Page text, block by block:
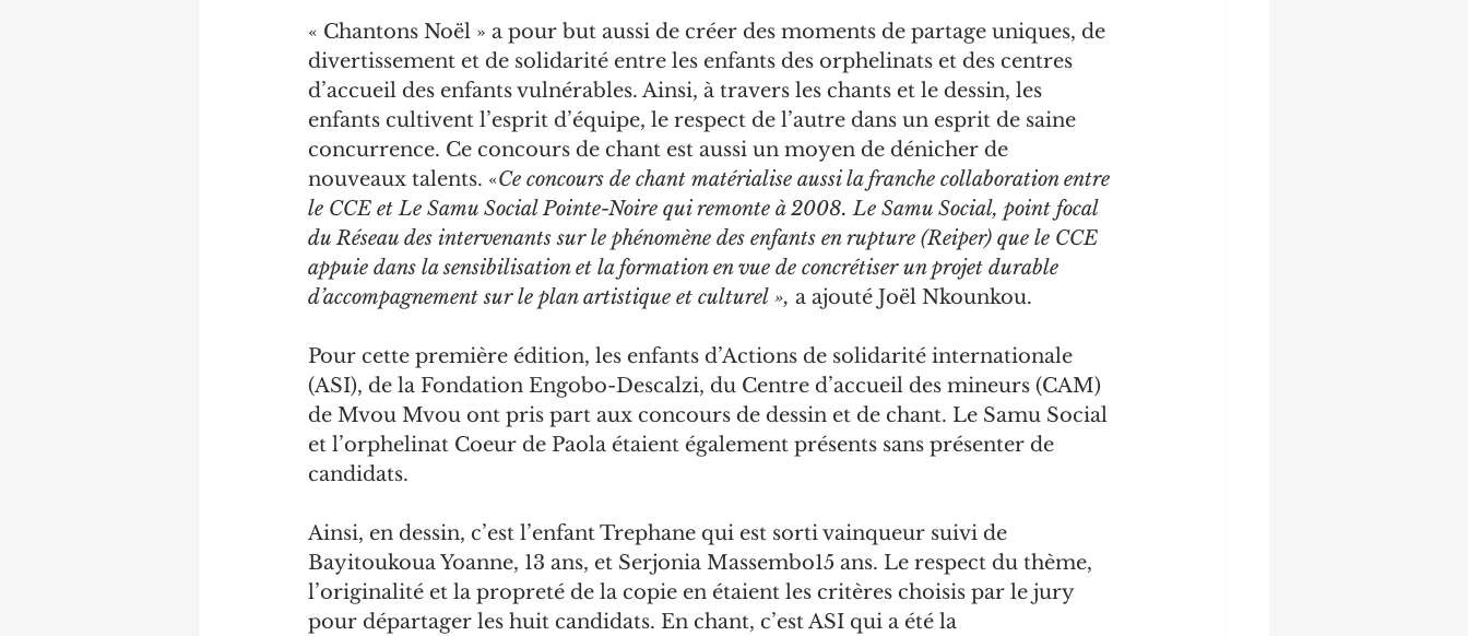
« Chantons Noël » a pour but aussi de créer des moments de partage uniques, de
divertissement et de solidarité entre les enfants des orphelinats et des centres
d’accueil des enfants vulnérables. Ainsi, à travers les chants et le dessin, les
enfants cultivent l’esprit d’équipe, le respect de l’autre dans un esprit de saine
concurrence. Ce concours de chant est aussi un moyen de dénicher de
nouveaux talents. «Ce concours de chant matérialise aussi la franche collaboration entre
le CCE et Le Samu Social Pointe-Noire qui remonte à 2008. Le Samu Social, point focal
du Réseau des intervenants sur le phénomène des enfants en rupture (Reiper) que le CCE
appuie dans la sensibilisation et la formation en vue de concrétiser un projet durable
d’accompagnement sur le plan artistique et culturel », a ajouté Joël Nkounkou.
Pour cette première édition, les enfants d’Actions de solidarité internationale
(ASI), de la Fondation Engobo-Descalzi, du Centre d’accueil des mineurs (CAM)
de Mvou Mvou ont pris part aux concours de dessin et de chant. Le Samu Social
et l’orphelinat Coeur de Paola étaient également présents sans présenter de
candidats.
Ainsi, en dessin, c’est l’enfant Trephane qui est sorti vainqueur suivi de
Bayitoukoua Yoanne, 13 ans, et Serjonia Massembo15 ans. Le respect du thème,
l’originalité et la propreté de la copie en étaient les critères choisis par le jury
pour départager les huit candidats. En chant, c’est ASI qui a été la